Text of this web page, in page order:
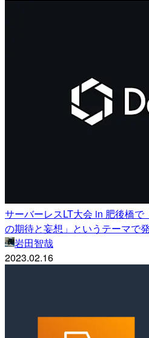
サーバーレスLT大会 in 肥後橋
の期待と妄想」というテーマで
岩田智哉
2023.02.16